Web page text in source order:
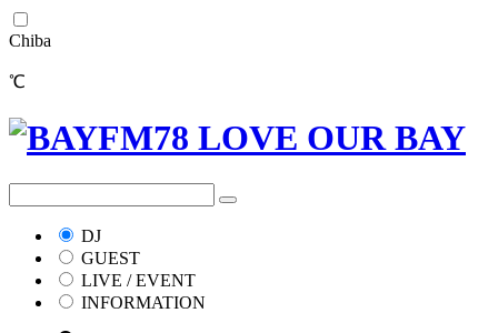
Chiba
℃
DJ
GUEST
LIVE / EVENT
INFORMATION